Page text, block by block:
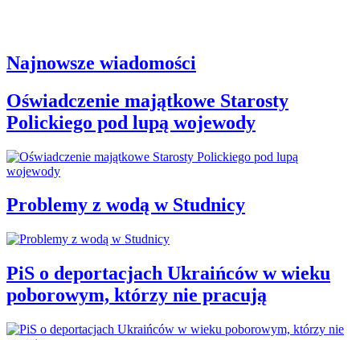
Najnowsze wiadomości
Oświadczenie majątkowe Starosty
Polickiego pod lupą wojewody
Problemy z wodą w Studnicy
PiS o deportacjach Ukraińców w wieku
poborowym, którzy nie pracują